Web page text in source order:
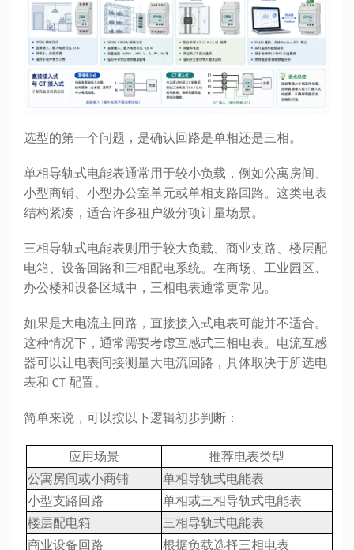
选型的第一个问题，是确认回路是单相还是三相。
单相导轨式电能表通常用于较小负载，例如公寓房间、
小型商铺、小型办公室单元或单相支路回路。这类电表
结构紧凑，适合许多租户级分项计量场景。
三相导轨式电能表则用于较大负载、商业支路、楼层配
电箱、设备回路和三相配电系统。在商场、工业园区、
办公楼和设备区域中，三相电表通常更常见。
如果是大电流主回路，直接接入式电表可能并不适合。
这种情况下，通常需要考虑互感式三相电表。电流互感
器可以让电表间接测量大电流回路，具体取决于所选电
表和 CT 配置。
简单来说，可以按以下逻辑初步判断：
应用场景
推荐电表类型
公寓房间或小商铺
单相导轨式电能表
小型支路回路
单相或三相导轨式电能表
楼层配电箱
三相导轨式电能表
商业设备回路
根据负载选择三相电表